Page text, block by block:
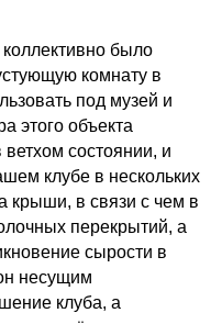
было
комнату в
под музей и
этого объекта
состоянии, и
клубе в нескольких
крыши, в связи с чем в
перекрытий, а
сырости в
несущим
клуба, а